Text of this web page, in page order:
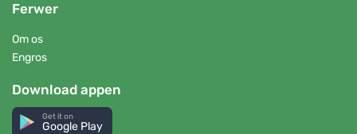
Ferwer
Om os
Engros
Download appen
Get it on
Google Play